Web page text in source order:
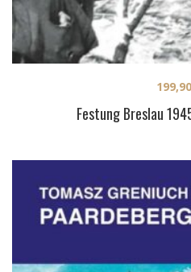
Festung Breslau
199,90